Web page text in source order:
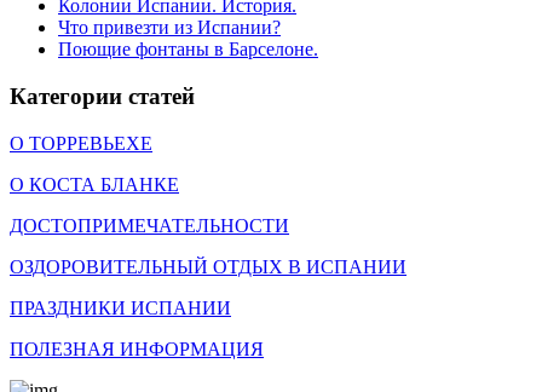
Колонии Испании. История.
Что привезти из Испании?
Поющие фонтаны в Барселоне.
Категории статей
О ТОРРЕВЬЕХЕ
О КОСТА БЛАНКЕ
ДОСТОПРИМЕЧАТЕЛЬНОСТИ
ОЗДОРОВИТЕЛЬНЫЙ ОТДЫХ В ИСПАНИИ
ПРАЗДНИКИ ИСПАНИИ
ПОЛЕЗНАЯ ИНФОРМАЦИЯ